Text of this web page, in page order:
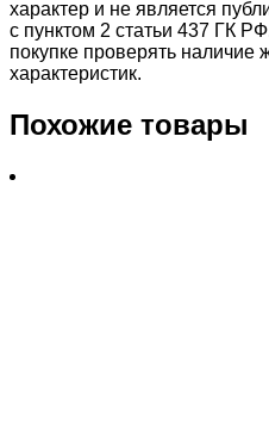
характер и не является
с пунктом 2 статьи 437 ГК
покупке проверять
характеристик.
Похожие товары